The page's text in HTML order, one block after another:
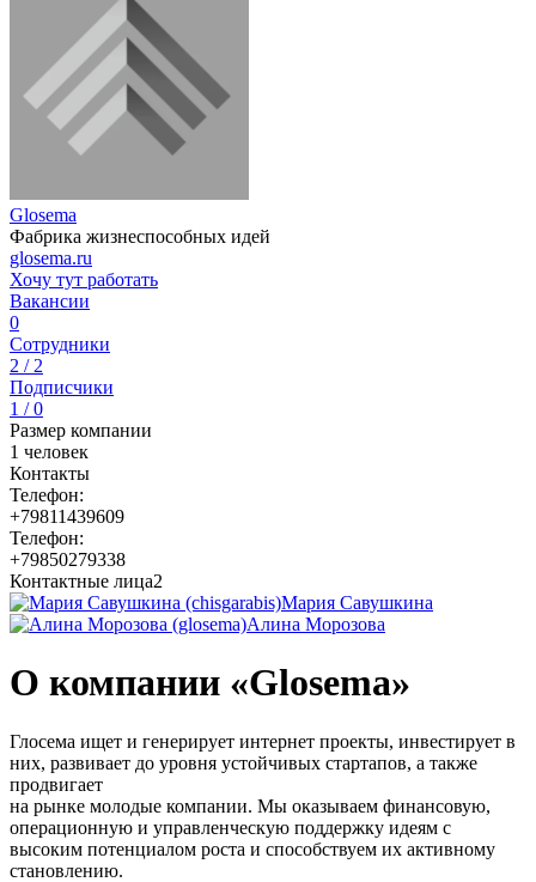
Glosema
Фабрика жизнеспособных идей
glosema.ru
Хочу тут работать
Вакансии
0
Сотрудники
2 / 2
Подписчики
1 / 0
Размер компании
1 человек
Контакты
Телефон:
+79811439609
Телефон:
+79850279338
Контактные лица2
Мария Савушкина
Алина Морозова
О компании «Glosema»
Глосема ищет и генерирует интернет проекты, инвестирует в
них, развивает до уровня устойчивых стартапов, а также
продвигает
на рынке молодые компании. Мы оказываем финансовую,
операционную и управленческую поддержку идеям с
высоким потенциалом роста и способствуем их активному
становлению.